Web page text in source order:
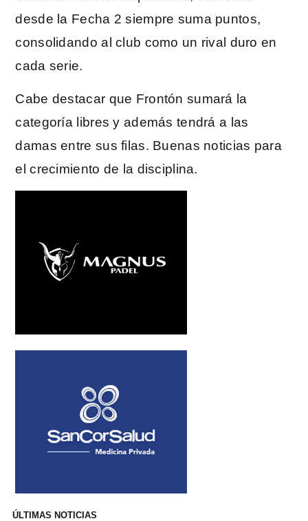
desde la Fecha 2 siempre suma puntos,
consolidando al club como un rival duro en
cada serie.
Cabe destacar que Frontón sumará la
categoría libres y además tendrá a las
damas entre sus filas. Buenas noticias para
el crecimiento de la disciplina.
ÚLTIMAS NOTICIAS